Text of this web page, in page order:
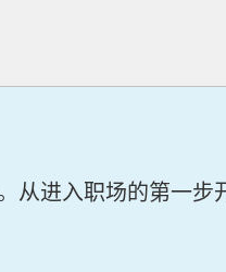
从进入职场的第一步